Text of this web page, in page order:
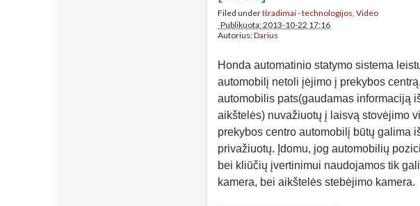
Filed underIšradimai - technologijos, Video
Publikuota: 2013-10-22 17:16
Autorius:Darius
Honda automatinio statymo sistema
automobilį netoli įėjimo į prekybos
automobilis pats(gaudamas informaciją
aikštelės) nuvažiuotų į laisvą stovėjimo
prekybos centro automobilį būtų galima
privažiuotų. Įdomu, jog automobilių
bei kliūčių įvertinimui naudojamos tik
kamera, bei aikštelės stebėjimo kamera.